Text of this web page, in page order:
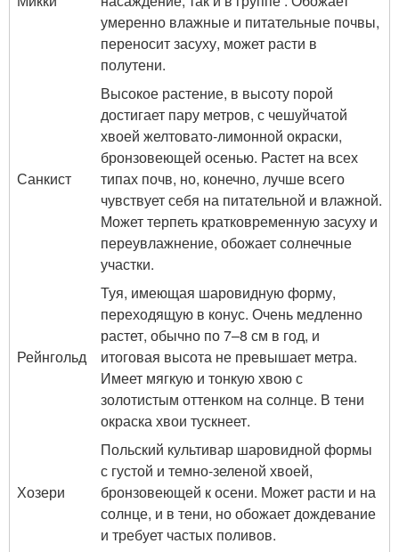
умеренно влажные и питательные почвы,
переносит засуху, может расти в
полутени.
Санкист
Высокое растение, в высоту порой
достигает пару метров, с чешуйчатой
хвоей желтовато-лимонной окраски,
бронзовеющей осенью. Растет на всех
типах почв, но, конечно, лучше всего
чувствует себя на питательной и влажной.
Может терпеть кратковременную засуху и
переувлажнение, обожает солнечные
участки.
Рейнгольд
Туя, имеющая шаровидную форму,
переходящую в конус. Очень медленно
растет, обычно по 7–8 см в год, и
итоговая высота не превышает метра.
Имеет мягкую и тонкую хвою с
золотистым оттенком на солнце. В тени
окраска хвои тускнеет.
Хозери
Польский культивар шаровидной формы
с густой и темно-зеленой хвоей,
бронзовеющей к осени. Может расти и на
солнце, и в тени, но обожает дождевание
и требует частых поливов.